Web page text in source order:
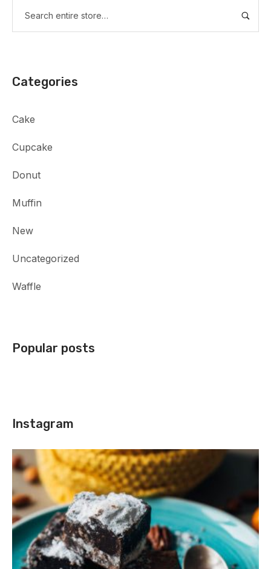
Categories
Cake
Cupcake
Donut
Muffin
New
Uncategorized
Waffle
Popular posts
Instagram